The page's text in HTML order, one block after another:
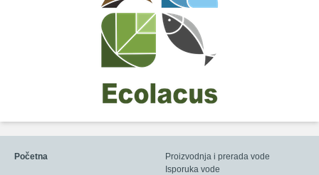
Početna
Proizvodnja i prerada vode
Isporuka vode